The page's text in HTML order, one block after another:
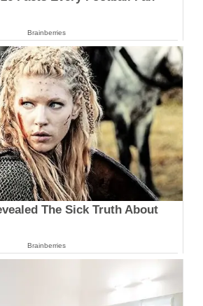
Brainberries
The Sick Truth About
Brainberries